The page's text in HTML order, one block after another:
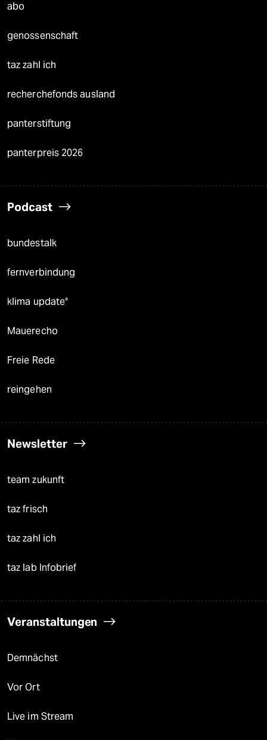
abo
genossenschaft
taz zahl ich
recherchefonds ausland
panterstiftung
panterpreis 2026
Podcast
bundestalk
fernverbindung
klima update°
Mauerecho
Freie Rede
reingehen
Newsletter
team zukunft
taz frisch
taz zahl ich
taz lab Infobrief
Veranstaltungen
Demnächst
Vor Ort
Live im Stream